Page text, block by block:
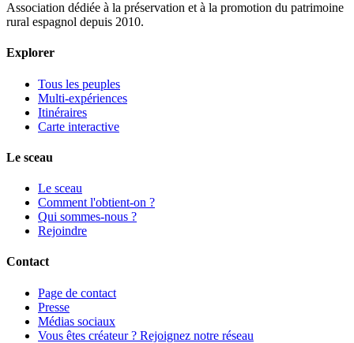
Association dédiée à la préservation et à la promotion du patrimoine
rural espagnol depuis 2010.
Explorer
Tous les peuples
Multi-expériences
Itinéraires
Carte interactive
Le sceau
Le sceau
Comment l'obtient-on ?
Qui sommes-nous ?
Rejoindre
Contact
Page de contact
Presse
Médias sociaux
Vous êtes créateur ? Rejoignez notre réseau